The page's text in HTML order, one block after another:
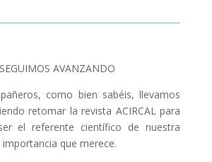
AVANZANDO
como bien sabéis, llevamos
retomar la revista ACIRCAL para
el referente científico de nuestra
que merece.